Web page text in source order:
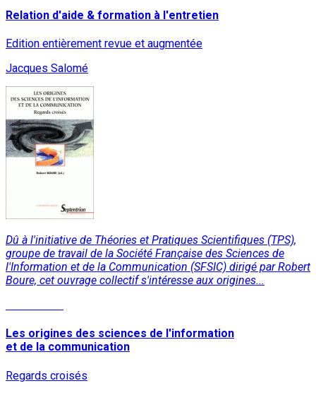
Relation d'aide & formation à l'entretien
Edition entièrement revue et augmentée
Jacques Salomé
Dû à l'initiative de Théories et Pratiques Scientifiques (TPS),
groupe de travail de la Société Française des Sciences de
l'Information et de la Communication (SFSIC) dirigé par Robert
Boure, cet ouvrage collectif s'intéresse aux origines...
Les origines des sciences de l'information
et de la communication
Regards croisés